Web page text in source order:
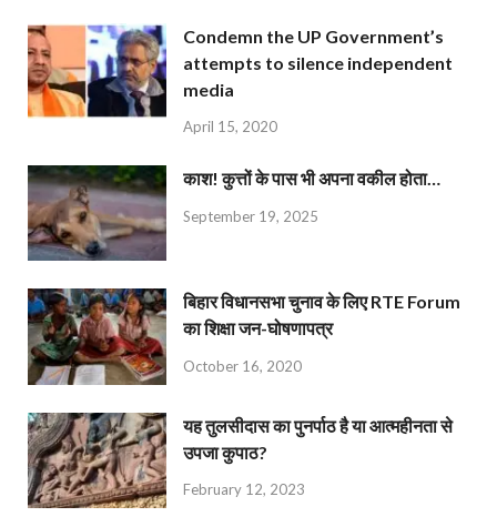
Condemn the UP Government’s
attempts to silence independent
media
April 15, 2020
काश! कुत्तों के पास भी अपना वकील होता…
September 19, 2025
बिहार विधानसभा चुनाव के लिए RTE Forum
का शिक्षा जन-घोषणापत्र
October 16, 2020
यह तुलसीदास का पुनर्पाठ है या आत्महीनता से
उपजा कुपाठ?
February 12, 2023